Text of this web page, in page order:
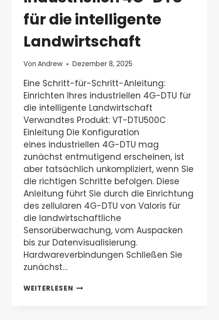
für die intelligente
Landwirtschaft
Von Andrew Dezember 8, 2025
Eine Schritt-für-Schritt-Anleitung:
Einrichten Ihres industriellen 4G-DTU für
die intelligente Landwirtschaft
Verwandtes Produkt: VT-DTU500C
Einleitung Die Konfiguration
eines industriellen 4G-DTU mag
zunächst entmutigend erscheinen, ist
aber tatsächlich unkompliziert, wenn Sie
die richtigen Schritte befolgen. Diese
Anleitung führt Sie durch die Einrichtung
des zellularen 4G-DTU von Valoris für
die landwirtschaftliche
Sensorüberwachung, vom Auspacken
bis zur Datenvisualisierung.
Hardwareverbindungen Schließen Sie
zunächst…
WEITERLESENEINE